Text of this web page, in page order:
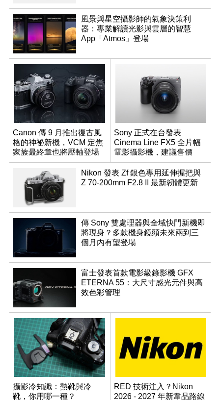
風景與星空攝影師的氣象決策利
器：專業解讀光影與雲層的智慧
App「Atmos」登場
Canon 傳 9 月推出復古風
格的神祕新機，VCM 定焦
家族最終章也將壓軸登場
Sony 正式在台發表
Cinema Line FX5 全片幅
電影攝影機，建議售價
NT$144,980
Nikon 發表 Zf 銀色專用延伸握把與
Z 70-200mm F2.8 II 最新韌體更新
傳 Sony 雙處理器與全域快門新機即
將現身？多款機身鏡頭未來兩到三
個月內有望登場
富士發表首款電影級錄影機 GFX
ETERNA 55：大尺寸感光元件與高
效色彩管理
攝影冷知識：熱靴與冷
靴，你用哪一種？
RED 技術注入？Nikon
2026 - 2027 年新韋品路線